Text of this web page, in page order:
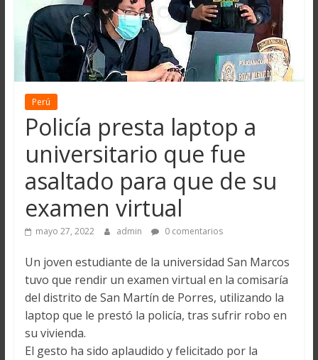
Perú
Policía presta laptop a
universitario que fue
asaltado para que de su
examen virtual
mayo 27, 2022 admin 0 comentarios
Un joven estudiante de la universidad San Marcos
tuvo que rendir un examen virtual en la comisaría
del distrito de San Martín de Porres, utilizando la
laptop que le prestó la policía, tras sufrir robo en
su vivienda.
El gesto ha sido aplaudido y felicitado por la